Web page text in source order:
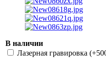
В наличии
Лазерная гравировка (+